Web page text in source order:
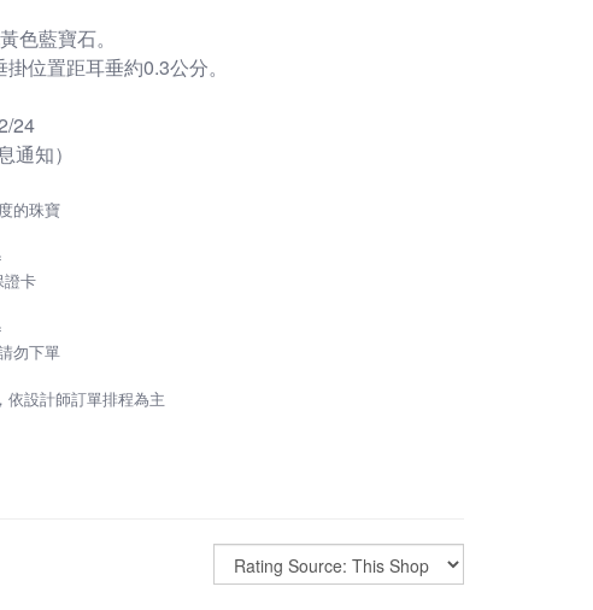
色藍寶石。
位置距耳垂約0.3公分。
24
通知）
的珠寶
證卡
勿下單
依設計師訂單排程為主